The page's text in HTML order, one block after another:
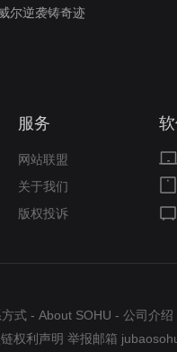
尔逆袭铸奇迹
服务
网站联盟
关于我们
版权投诉
式 - About SOHU - 公司介绍
权利声明 举报邮箱